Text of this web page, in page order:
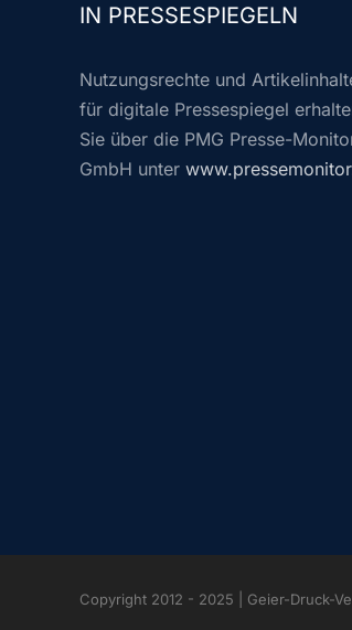
IN PRESSESPIEGELN
Nutzungsrechte und
für digitale Pressespiegel
Sie über die PMG Presse-
GmbH unter
Copyright 2012 - 2025 | Geier-Druck-